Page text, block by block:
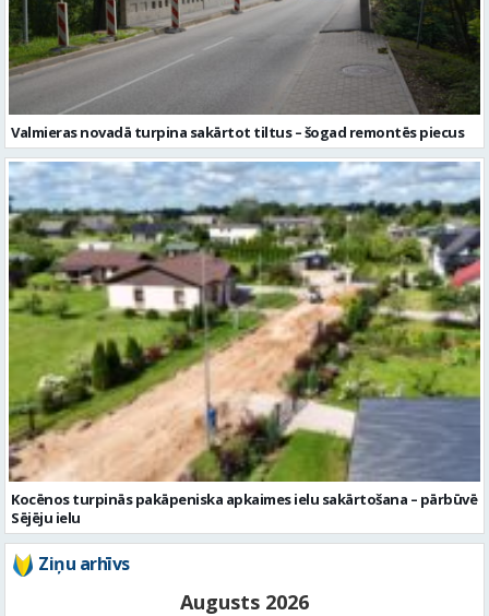
Valmieras novadā turpina sakārtot tiltus – šogad remontēs piecus
Kocēnos turpinās pakāpeniska apkaimes ielu sakārtošana – pārbūvē
Sējēju ielu
Ziņu arhīvs
Augusts 2026